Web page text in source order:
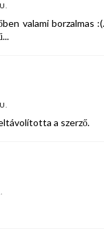
valami borzalmas
a szerző.